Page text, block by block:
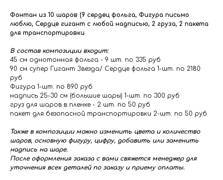
Фонтан из 10 шаров (9 сердец фольга, Фигура письмо
люблю, Сердце гигант с любой надписью, 2 груза, 2 пакета
для транспортировки
В состав композиции входит:
45 см однотонная фольга - 9 шт. по 335 руб
90 см супер Гигант Звезда/ Сердце фольга 1-шт. по 2180
руб
Фигура 1-шт. по 890 руб
надпись 25-30 см (большие шары) 1-шт. по 300 руб
груз для шаров в пленке - 2 шт. по 50 руб
пакет для безопасной транспортировки 2-шт. по 50 руб
Также в композиции можно изменить цвета и количество
шаров, основную фигуру, цифру, добавить или заменить
надпись на шаре.
После оформления заказа с вами свяжется менеджер для
уточнения всех деталей по заказу и приему оплаты.